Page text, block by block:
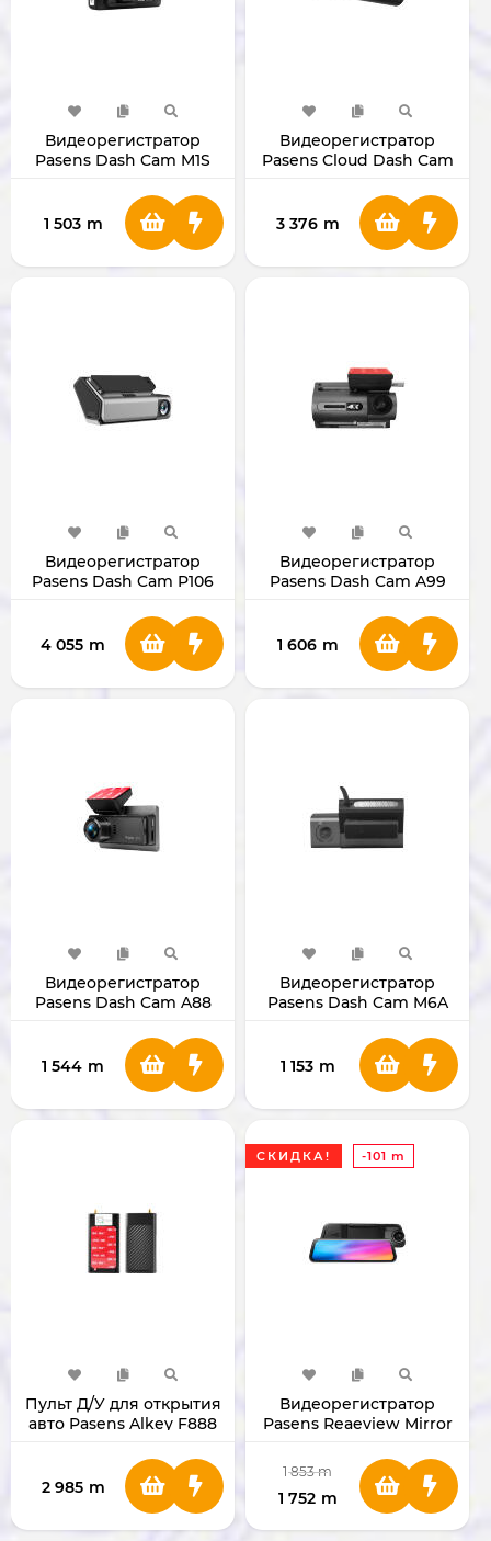
Видеорегистратор
Pasens Dash Cam M1S
1 503 m
Видеорегистратор
Pasens Cloud Dash Cam
3 376 m
Видеорегистратор
Pasens Dash Cam P106
4 055 m
Видеорегистратор
Pasens Dash Cam A99
1 606 m
Видеорегистратор
Pasens Dash Cam A88
1 544 m
Видеорегистратор
Pasens Dash Cam M6A
1 153 m
Пульт Д/У для открытия
авто Pasens Alkey F888
2 985 m
СКИДКА! -101 m
Видеорегистратор
Pasens Reaeview Mirror
1 853 m
1 752 m